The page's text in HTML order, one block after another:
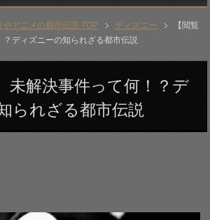
アニメの都市伝説 TOP ディズニー
【閲覧
ディズニーの知られざる都市伝説
未解決事件って何！？デ
られざる都市伝説